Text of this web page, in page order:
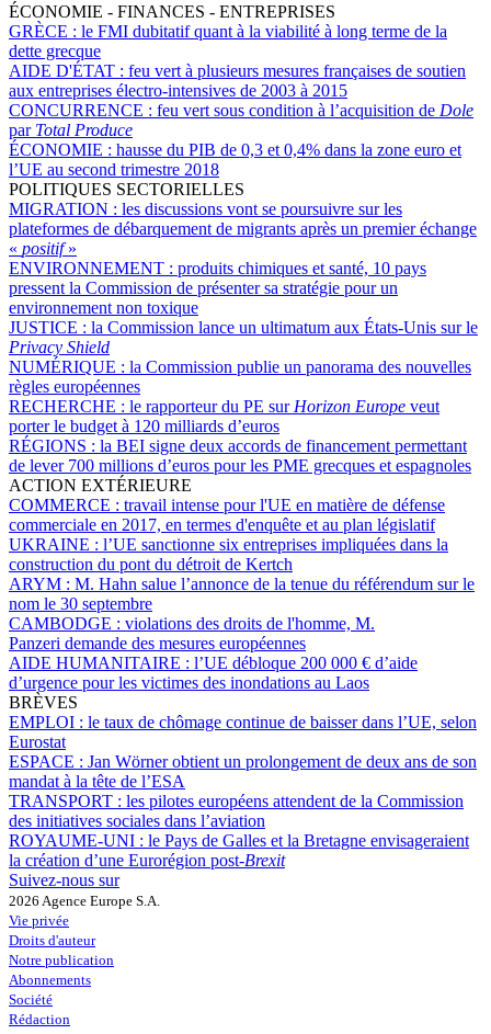
ÉCONOMIE - FINANCES - ENTREPRISES
GRÈCE : le FMI dubitatif quant à la viabilité à long terme de la
dette grecque
AIDE D'ÉTAT : feu vert à plusieurs mesures françaises de soutien
aux entreprises électro-intensives de 2003 à 2015
CONCURRENCE : feu vert sous condition à l’acquisition de Dole
par Total Produce
ÉCONOMIE : hausse du PIB de 0,3 et 0,4% dans la zone euro et
l’UE au second trimestre 2018
POLITIQUES SECTORIELLES
MIGRATION : les discussions vont se poursuivre sur les
plateformes de débarquement de migrants après un premier échange
« positif»
ENVIRONNEMENT : produits chimiques et santé, 10 pays
pressent la Commission de présenter sa stratégie pour un
environnement non toxique
JUSTICE : la Commission lance un ultimatum aux États-Unis sur le
Privacy Shield
NUMÉRIQUE : la Commission publie un panorama des nouvelles
règles européennes
RECHERCHE : le rapporteur du PE sur Horizon Europe veut
porter le budget à 120 milliards d’euros
RÉGIONS : la BEI signe deux accords de financement permettant
de lever 700 millions d’euros pour les PME grecques et espagnoles
ACTION EXTÉRIEURE
COMMERCE : travail intense pour l'UE en matière de défense
commerciale en 2017, en termes d'enquête et au plan législatif
UKRAINE : l’UE sanctionne six entreprises impliquées dans la
construction du pont du détroit de Kertch
ARYM : M. Hahn salue l’annonce de la tenue du référendum sur le
nom le 30 septembre
CAMBODGE : violations des droits de l'homme, M.
Panzeri demande des mesures européennes
AIDE HUMANITAIRE : l’UE débloque 200 000 € d’aide
d’urgence pour les victimes des inondations au Laos
BRÈVES
EMPLOI : le taux de chômage continue de baisser dans l’UE, selon
Eurostat
ESPACE : Jan Wörner obtient un prolongement de deux ans de son
mandat à la tête de l’ESA
TRANSPORT : les pilotes européens attendent de la Commission
des initiatives sociales dans l’aviation
ROYAUME-UNI : le Pays de Galles et la Bretagne envisageraient
la création d’une Eurorégion post-Brexit
Suivez-nous sur
2026 Agence Europe S.A.
Vie privée
Droits d'auteur
Notre publication
Abonnements
Société
Rédaction